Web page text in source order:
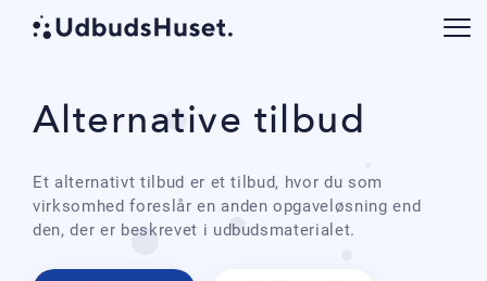
Alternative tilbud
Et alternativt tilbud er et tilbud, hvor du som
virksomhed foreslår en anden opgaveløsning end
den, der er beskrevet i udbudsmaterialet.